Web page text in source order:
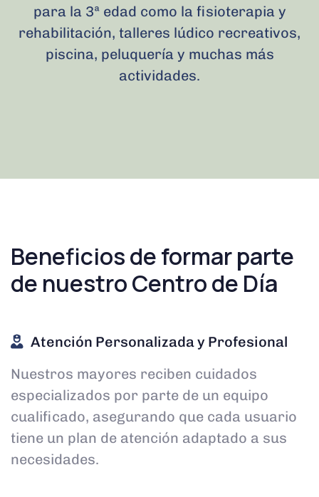
para la 3ª edad como la fisioterapia y
rehabilitación, talleres lúdico recreativos,
piscina, peluquería y muchas más
actividades.
Beneficios de formar parte
de nuestro Centro de Día
Atención Personalizada y Profesional
Nuestros mayores reciben cuidados
especializados por parte de un equipo
cualificado, asegurando que cada usuario
tiene un plan de atención adaptado a sus
necesidades.